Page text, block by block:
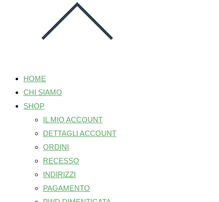
HOME
CHI SIAMO
SHOP
IL MIO ACCOUNT
DETTAGLI ACCOUNT
ORDINI
RECESSO
INDIRIZZI
PAGAMENTO